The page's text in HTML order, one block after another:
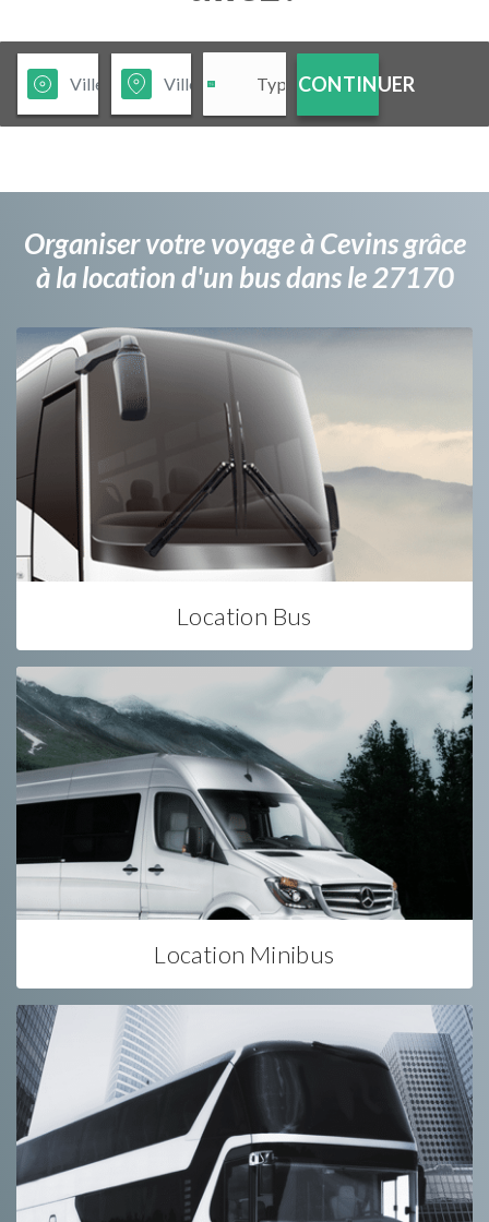
CONTINUER
Organiser votre voyage à Cevins grâce
à la location d'un bus dans le 27170
Location Bus
Location Minibus